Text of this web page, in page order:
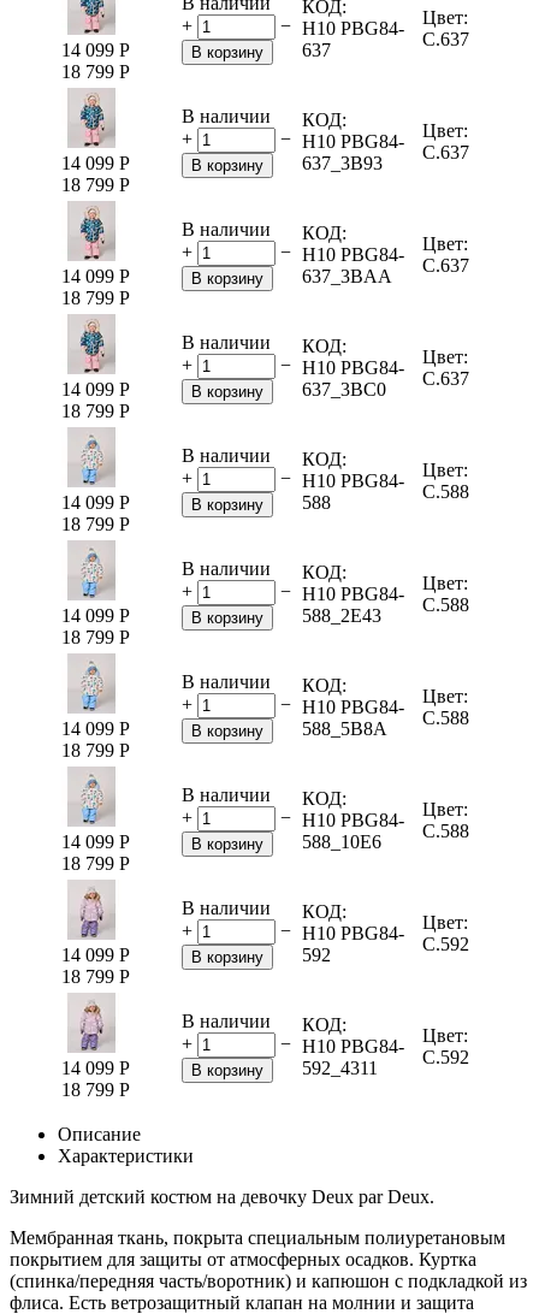
14 099 Р
18 799 Р
+
−
В корзину
КОД:
H10 PBG84-
637
Цвет:
C.637
14 099 Р
18 799 Р
В наличии
+
−
В корзину
КОД:
H10 PBG84-
637_3B93
Цвет:
C.637
14 099 Р
18 799 Р
В наличии
+
−
В корзину
КОД:
H10 PBG84-
637_3BAA
Цвет:
C.637
14 099 Р
18 799 Р
В наличии
+
−
В корзину
КОД:
H10 PBG84-
637_3BC0
Цвет:
C.637
14 099 Р
18 799 Р
В наличии
+
−
В корзину
КОД:
H10 PBG84-
588
Цвет:
C.588
14 099 Р
18 799 Р
В наличии
+
−
В корзину
КОД:
H10 PBG84-
588_2E43
Цвет:
C.588
14 099 Р
18 799 Р
В наличии
+
−
В корзину
КОД:
H10 PBG84-
588_5B8A
Цвет:
C.588
14 099 Р
18 799 Р
В наличии
+
−
В корзину
КОД:
H10 PBG84-
588_10E6
Цвет:
C.588
14 099 Р
18 799 Р
В наличии
+
−
В корзину
КОД:
H10 PBG84-
592
Цвет:
C.592
14 099 Р
18 799 Р
В наличии
+
−
В корзину
КОД:
H10 PBG84-
592_4311
Цвет:
C.592
Описание
Характеристики
Зимний детский костюм на девочку Deux par Deux.
Мембранная ткань, покрыта специальным полиуретановым
покрытием для защиты от атмосферных осадков. Куртка
(спинка/передняя часть/воротник) и капюшон с подкладкой из
флиса. Есть ветрозащитный клапан на молнии и защита